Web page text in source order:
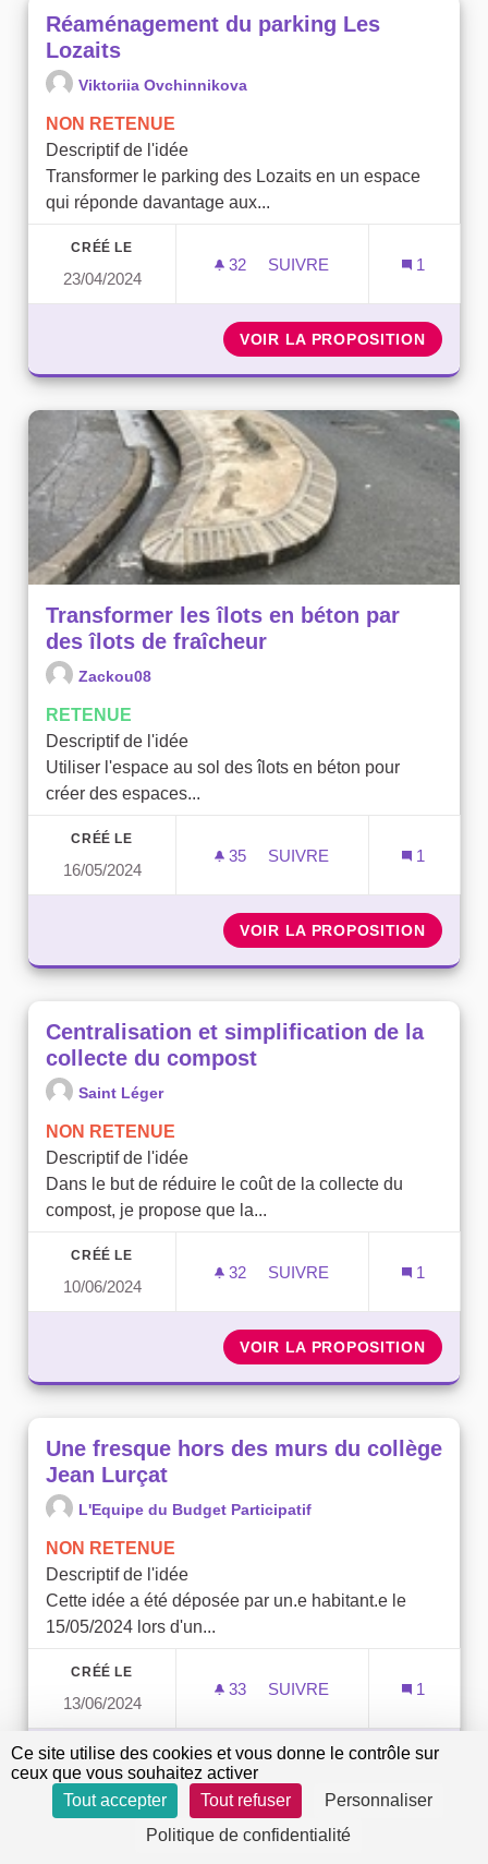
Réaménagement du parking Les
Lozaits
Viktoriia Ovchinnikova
NON RETENUE
Descriptif de l'idée
Transformer le parking des Lozaits en un espace
qui réponde davantage aux...
CRÉÉ LE
23/04/2024
32 32 ABONNÉS
SUIVRE
1
VOIR LA PROPOSITION
Transformer les îlots en béton par
des îlots de fraîcheur
Zackou08
RETENUE
Descriptif de l'idée
Utiliser l'espace au sol des îlots en béton pour
créer des espaces...
CRÉÉ LE
16/05/2024
35 35 ABONNÉS
SUIVRE
1
VOIR LA PROPOSITION
Centralisation et simplification de la
collecte du compost
Saint Léger
NON RETENUE
Descriptif de l'idée
Dans le but de réduire le coût de la collecte du
compost, je propose que la...
CRÉÉ LE
10/06/2024
32 32 ABONNÉS
SUIVRE
1
VOIR LA PROPOSITION
Une fresque hors des murs du collège
Jean Lurçat
L'Equipe du Budget Participatif
NON RETENUE
Descriptif de l'idée
Cette idée a été déposée par un.e habitant.e le
15/05/2024 lors d'un...
CRÉÉ LE
13/06/2024
33 33 ABONNÉS
SUIVRE
1
VOIR LA PROPOSITIONUNE
Ce site utilise des cookies et vous donne le contrôle sur
ceux que vous souhaitez activer
Tout accepter
Tout refuser
Personnaliser
Politique de confidentialité